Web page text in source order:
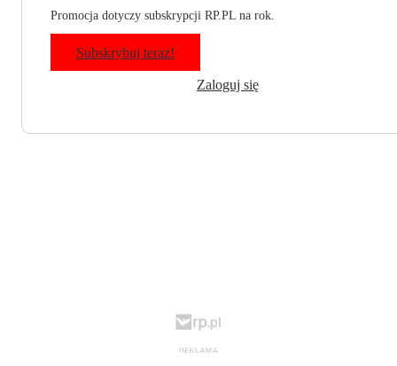
Promocja dotyczy subskrypcji RP.PL na rok.
Subskrybuj teraz!
Zaloguj się